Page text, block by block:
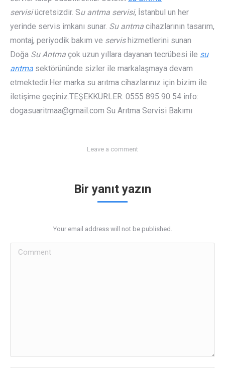
servisiücretsizdir. Su arıtma servisi, İstanbul un her
yerinde servis imkanı sunar. Su arıtma cihazlarının tasarım,
montaj, periyodik bakım ve servishizmetlerini sunan
Doğa Su Arıtma çok uzun yıllara dayanan tecrübesi ile su
arıtma sektörününde sizler ile markalaşmaya devam
etmektedir.Her marka su arıtma cihazlarınız için bizim ile
iletişime geçiniz.TEŞEKKÜRLER. 0555 895 90 54 info:
dogasuaritmaa@gmail.com Su Arıtma Servisi Bakımı
Leave a comment
Bir yanıt yazın
Your email address will not be published.
Comment